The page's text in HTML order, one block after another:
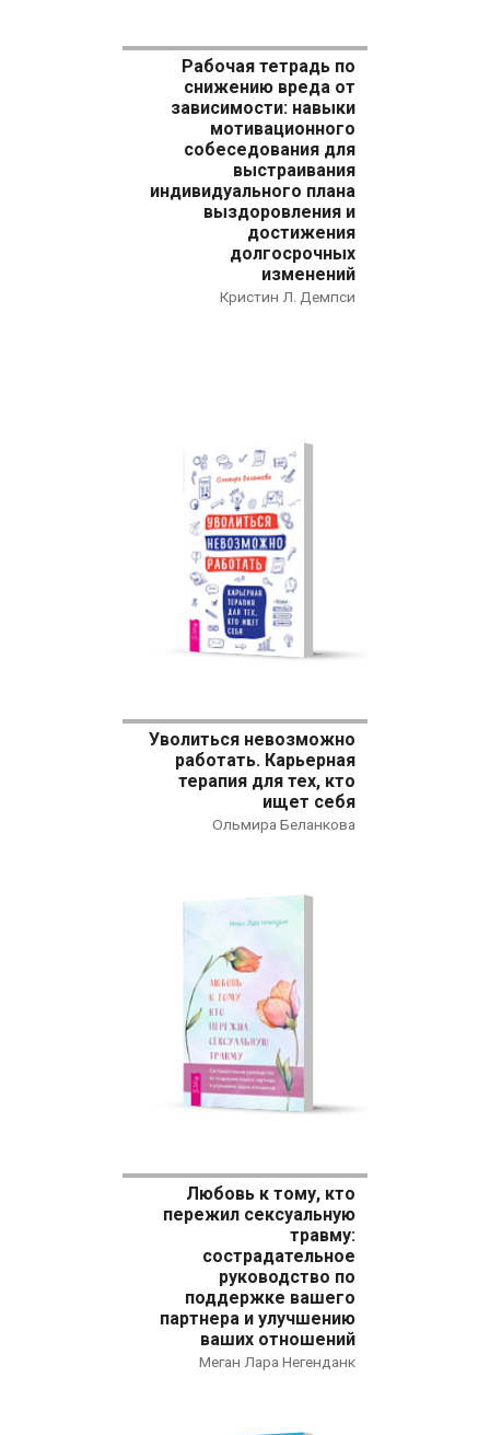
Рабочая тетрадь по
снижению вреда от
зависимости: навыки
мотивационного
собеседования для
выстраивания
индивидуального плана
выздоровления и
достижения
долгосрочных
изменений
Кристин Л. Демпси
Уволиться невозможно
работать. Карьерная
терапия для тех, кто
ищет себя
Ольмира Беланкова
Любовь к тому, кто
пережил сексуальную
травму:
сострадательное
руководство по
поддержке вашего
партнера и улучшению
ваших отношений
Меган Лара Негенданк